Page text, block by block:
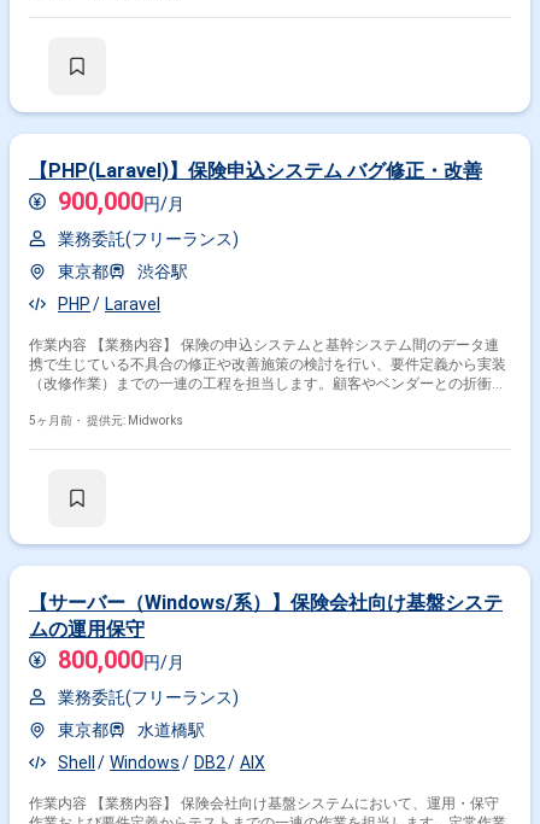
【PHP(Laravel)】保険申込システム バグ修正・改善
900,000円/月
業務委託(フリーランス)
東京都
渋谷駅
PHP
Laravel
作業内容 【業務内容】 保険の申込システムと基幹システム間のデータ連
携で生じている不具合の修正や改善施策の検討を行い、要件定義から実装
（改修作業）までの一連の工程を担当します。顧客やベンダーとの折衝を
5ヶ月前・ 提供元: Midworks
【サーバー（Windows/系）】保険会社向け基盤システ
ムの運用保守
800,000円/月
業務委託(フリーランス)
東京都
水道橋駅
Shell
Windows DB2 AIX
作業内容 【業務内容】 保険会社向け基盤システムにおいて、運用・保守